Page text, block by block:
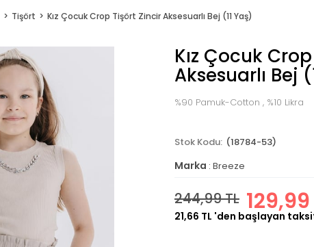
Tişört Kız Çocuk Crop Tişört Zincir Aksesuarlı Bej (11 Yaş)
Kız Çocuk
Aksesuarlı Bej
%90 Pamuk-Cotton , %10 Likra
(18784-53)
Marka : Breeze
244,99 TL 129,99
21,66 TL 'den başlayan